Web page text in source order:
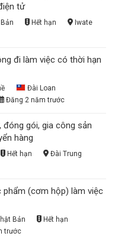
tử
Hết hạn
Iwate
đi làm việc có thời hạn
Đài Loan
Đăng 2 năm trước
gói, gia công sản
hàng
Hết hạn
Đài Trung
(cơm hộp) làm việc
Bản
Hết hạn
trước